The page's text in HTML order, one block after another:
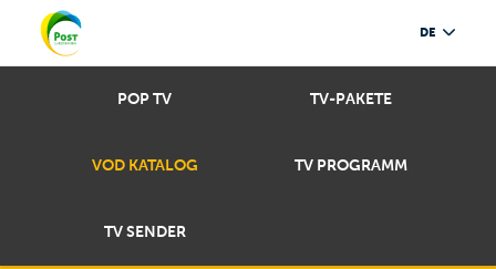
DE
POP TV TV-PAKETE
VOD KATALOG TV PROGRAMM
TV SENDER